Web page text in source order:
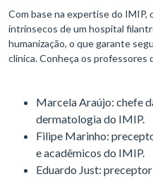
Com base na expertise do IMIP,
intrínsecos de um hospital
humanização, o que garante
clínica. Conheça os professores
Marcela Araújo: chefe
dermatologia do IMIP.
Filipe Marinho:
e acadêmicos do IMIP.
Eduardo Just: